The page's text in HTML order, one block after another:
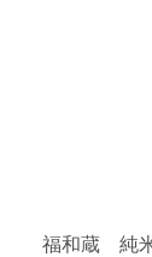
福和蔵 純